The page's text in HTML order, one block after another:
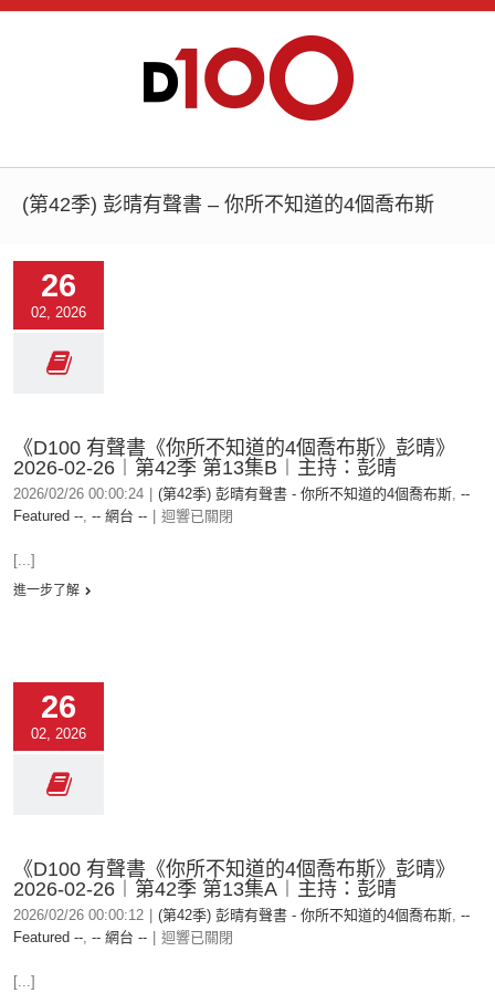
(第42季) 彭晴有聲書 – 你所不知道的4個喬布斯
26
02, 2026
《D100 有聲書《你所不知道的4個喬布斯》彭晴》
2026-02-26︱第42季 第13集B︱主持：彭晴
2026/02/26 00:00:24 (第42季) 彭晴有聲書 - 你所不知道的4個喬布斯, --
Featured --, -- 網台 -- 迴響已關閉
[...]
進一步了解
26
02, 2026
《D100 有聲書《你所不知道的4個喬布斯》彭晴》
2026-02-26︱第42季 第13集A︱主持：彭晴
2026/02/26 00:00:12 (第42季) 彭晴有聲書 - 你所不知道的4個喬布斯, --
Featured --, -- 網台 -- 迴響已關閉
[...]